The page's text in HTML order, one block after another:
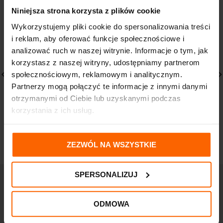
Niniejsza strona korzysta z plików cookie
Wykorzystujemy pliki cookie do spersonalizowania treści
i reklam, aby oferować funkcje społecznościowe i
analizować ruch w naszej witrynie. Informacje o tym, jak
korzystasz z naszej witryny, udostępniamy partnerom
społecznościowym, reklamowym i analitycznym.
Partnerzy mogą połączyć te informacje z innymi danymi
otrzymanymi od Ciebie lub uzyskanymi podczas
korzystania z ich usług.
ZEZWÓL NA WSZYSTKIE
SPERSONALIZUJ
ODMOWA
VICHY IDEALIA
Energetyzujący krem do
Under Twenty Peeling